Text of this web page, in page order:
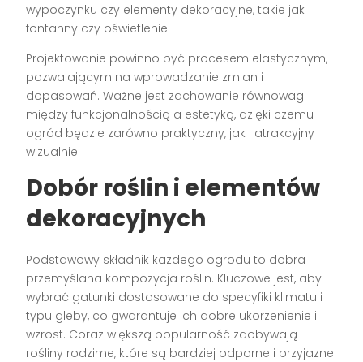
wypoczynku czy elementy dekoracyjne, takie jak
fontanny czy oświetlenie.
Projektowanie powinno być procesem elastycznym,
pozwalającym na wprowadzanie zmian i
dopasowań. Ważne jest zachowanie równowagi
między funkcjonalnością a estetyką, dzięki czemu
ogród będzie zarówno praktyczny, jak i atrakcyjny
wizualnie.
Dobór roślin i elementów
dekoracyjnych
Podstawowy składnik każdego ogrodu to dobra i
przemyślana kompozycja roślin. Kluczowe jest, aby
wybrać gatunki dostosowane do specyfiki klimatu i
typu gleby, co gwarantuje ich dobre ukorzenienie i
wzrost. Coraz większą popularność zdobywają
rośliny rodzime, które są bardziej odporne i przyjazne